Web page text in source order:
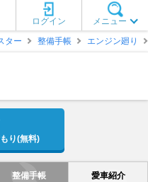
メニュー
ログイン
ター 整備手帳 エンジン廻り
り(無料)
整備手帳 愛車紹介